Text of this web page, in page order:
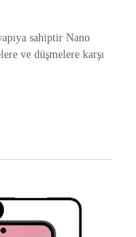
sahiptir Nano
ve düşmelere karşı